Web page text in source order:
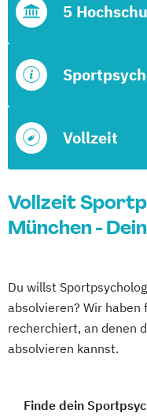
Vollzeit
5
Vollzeit
München -
Du willst
absolvieren? Wir haben
recherchiert, an denen
absolvieren kannst.
Finde dein